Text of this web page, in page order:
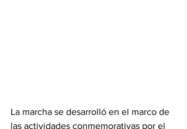
La marcha se desarrolló en el marco de
las actividades conmemorativas por el